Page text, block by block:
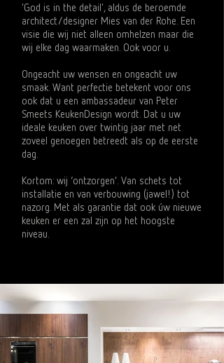
'God is in the detail', aldus de beroemde
architect/designer Mies van der Rohe. Een
visie die wij niet alleen omhelzen maar die
wij elke dag waarmaken. Ook voor u.
Ongeacht uw wensen en ongeacht uw
smaak. Want perfectie betekent voor ons
ook dat u een ambassadeur van Peter
Smeets KeukenDesign wordt. Dat u uw
ideale keuken over twintig jaar met net
zoveel genoegen betreedt als op de eerste
dag.
Kortom: wij ‘ontzorgen’. Van schets tot
installatie en van verbouwing (jawel!) tot
nazorg. Met als garantie dat ook úw nieuwe
keuken er een zal zijn op het hoogste
niveau.